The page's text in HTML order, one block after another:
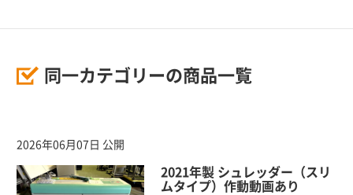
同一カテゴリーの商品一覧
2026年06月07日 公開
2021年製 シュレッダー（スリ
ムタイプ）作動動画あり